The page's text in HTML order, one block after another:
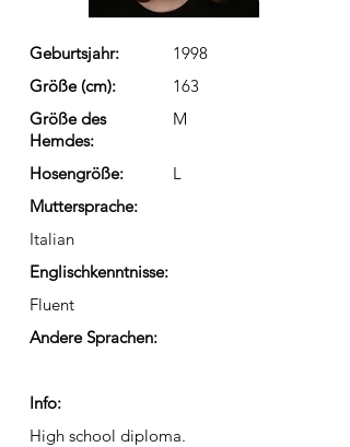
Geburtsjahr:
1998
Größe (cm):
163
Größe des
Hemdes:
M
Hosengröße:
L
Muttersprache:
Italian
Englischkenntnisse:
Fluent
Andere Sprachen:
Info:
High school diploma.